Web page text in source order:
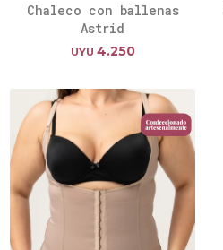
Chaleco con ballenas
Astrid
UYU 4.250